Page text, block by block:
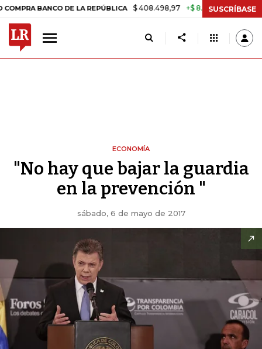
DE LA REPÚBLICA $ 408.498,97 +$ 8.753,81 +2,19% TASA
SUSCRÍBASE
ECONOMÍA
"No hay que bajar la guardia
en la prevención "
sábado, 6 de mayo de 2017